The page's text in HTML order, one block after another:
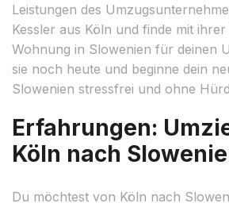
Leistungen des
Kessler aus Köln und finde mit
Wohnung in Slowenien für deinen
sie noch heute und beginne dein
Slowenien stressfrei und ohne
Erfahrungen:
Köln nach
Du möchtest von Köln nach